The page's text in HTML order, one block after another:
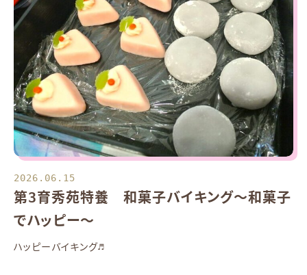
2026.06.15
第3育秀苑特養 和菓子バイキング～和菓子
でハッピー～
ハッピーバイキング♬